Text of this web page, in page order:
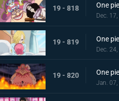
19 - 818
Dec.
19 - 819
Dec.
19 - 820
Jan. 07,